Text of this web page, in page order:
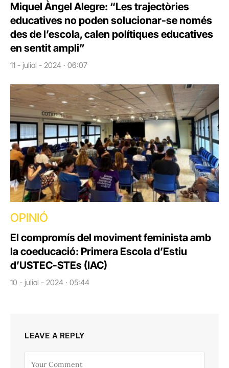
Miquel Àngel Alegre: “Les trajectòries
educatives no poden solucionar-se només
des de l’escola, calen polítiques educatives
en sentit ampli”
11 - juliol - 2024 · 06:07
OPINIÓ
El compromís del moviment feminista amb
la coeducació: Primera Escola d’Estiu
d’USTEC-STEs (IAC)
10 - juliol - 2024 · 05:44
LEAVE A REPLY